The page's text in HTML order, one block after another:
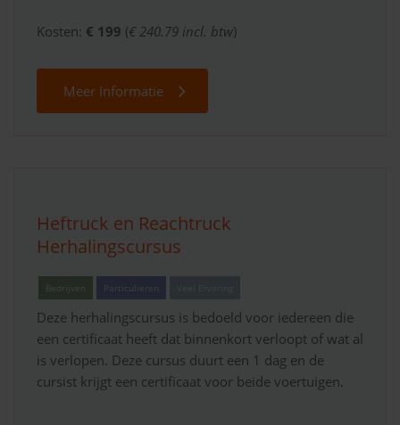
Kosten: € 199 (€ 240.79 incl. btw)
Meer Informatie
Heftruck en Reachtruck
Herhalingscursus
Bedrijven Particulieren
Deze herhalingscursus is bedoeld voor iedereen die
een certificaat heeft dat binnenkort verloopt of wat al
is verlopen. Deze cursus duurt een 1 dag en de
cursist krijgt een certificaat voor beide voertuigen.